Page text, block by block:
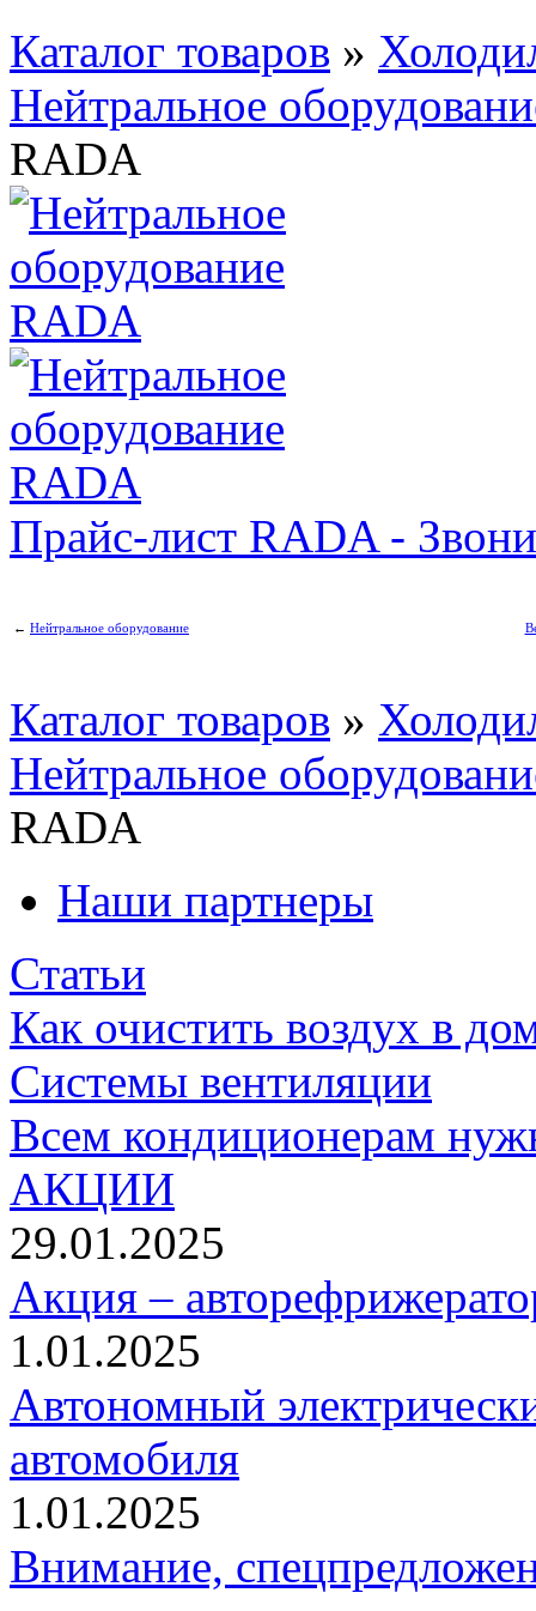
Каталог товаров »
Нейтральное
RADA
Прайс-лист RADA -
← Нейтральное оборудование
Каталог товаров »
Нейтральное
RADA
Наши партнеры
Статьи
Как очистить воздух в
Системы вентиляции
Всем кондиционерам
АКЦИИ
29.01.2025
Акция –
1.01.2025
Автономный
автомобиля
1.01.2025
Внимание,